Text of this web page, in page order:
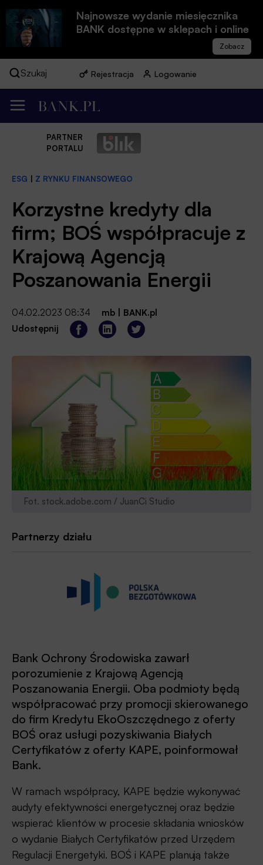
Najnowsze wydanie miesięcznika
BANK dostępne w sklepach i online
Szukaj Rejestracja Logowanie
PARTNER
PORTALU
ESG Z RYNKU FINANSOWEGO
Korzystne kredyty dla
firm; BOŚ współpracuje z
Krajową Agencją
Poszanowania Energii
04.02.2023 08:34 mb
BANK.pl
Udostępnij
Fot. stock.adobe.com / JuanCi Studio
Partnerzy działu
Bank Ochrony Środowiska zawarł
porozumienie z Krajową Agencją
Poszanowania Energii. Oba podmioty będą
współpracować przy promocji skierowanego
do firm Kredytu EkoOszczędnego z oferty
BOŚ oraz usługi pozyskiwania Białych
Certyfikatów z oferty KAPE, poinformował
Bank.
W ramach współpracy, KAPE będzie wykonywać
audyty efektywności energetycznej oraz będzie
wspierać klientów w procesie składania wniosków
o wydanie Białych Certyfikatów przed Urzędem
Regulacji Energetyki. BOŚ i KAPE planują także